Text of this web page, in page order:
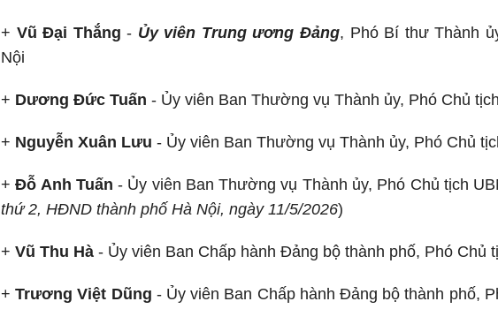
+ Vũ Đại Thắng - Ủy viên Trung ương Đảng, Phó Bí thư Thành
Nội
+ Dương Đức Tuấn - Ủy viên Ban Thường vụ Thành ủy, Phó Chủ
+ Nguyễn Xuân Lưu - Ủy viên Ban Thường vụ Thành ủy, Phó Chủ
+Đỗ Anh Tuấn - Ủy viên Ban Thường vụ Thành ủy, Phó Chủ tịch
thứ 2, HĐND thành phố Hà Nội, ngày 11/5/2026)
+ Vũ Thu Hà - Ủy viên Ban Chấp hành Đảng bộ thành phố, Phó Chủ
+Trương Việt Dũng - Ủy viên Ban Chấp hành Đảng bộ thành phố,